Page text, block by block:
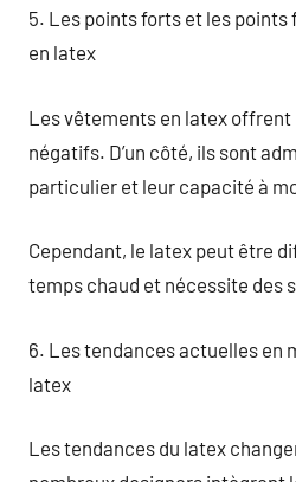
5. Les points forts et les
en latex
Les vêtements en latex
négatifs. D’un côté, ils sont
particulier et leur capacité à
Cependant, le latex peut être
temps chaud et nécessite des
6. Les tendances actuelles en
latex
Les tendances du latex